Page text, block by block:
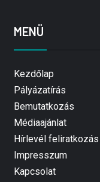
MENÜ
Kezdőlap
Pályázatírás
Bemutatkozás
Médiaajánlat
Hírlevél feliratkozás
Impresszum
Kapcsolat